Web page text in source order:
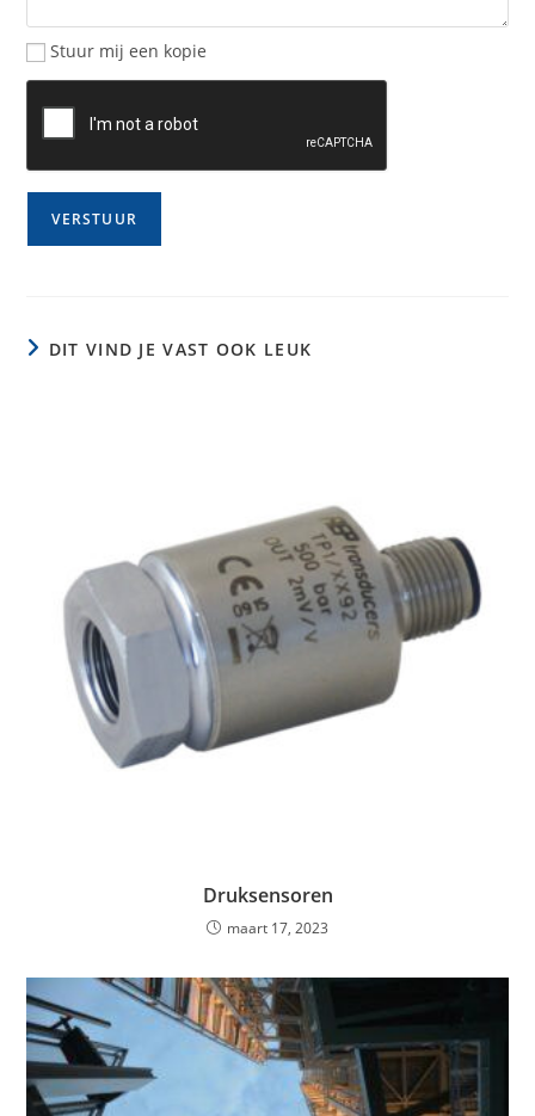
Stuur mij een kopie
DIT VIND JE VAST OOK LEUK
Druksensoren
maart 17, 2023